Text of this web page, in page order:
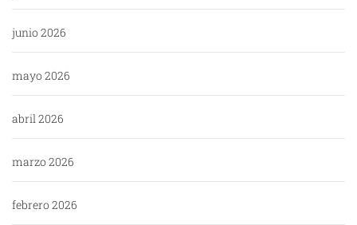
junio 2026
mayo 2026
abril 2026
marzo 2026
febrero 2026